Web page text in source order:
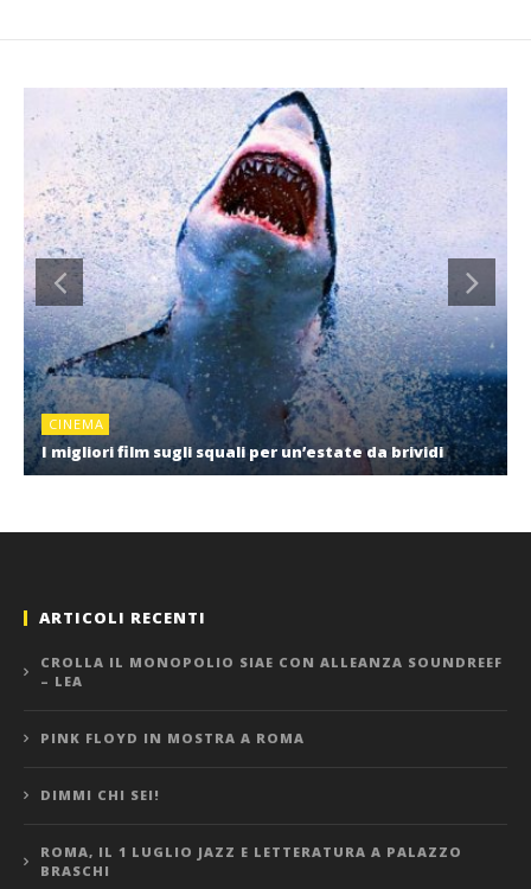
CINEMA
I migliori film sugli squali per un’estate da brividi
ARTICOLI RECENTI
CROLLA IL MONOPOLIO SIAE CON ALLEANZA SOUNDREEF
– LEA
PINK FLOYD IN MOSTRA A ROMA
DIMMI CHI SEI!
ROMA, IL 1 LUGLIO JAZZ E LETTERATURA A PALAZZO
BRASCHI